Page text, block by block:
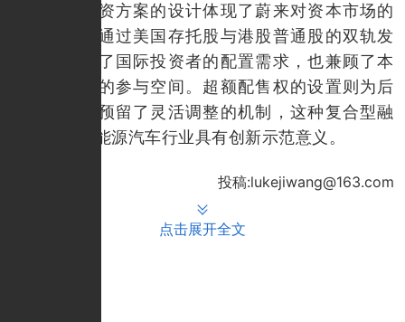
此次融资方案的设计体现了蔚来对资本市场的
精准把握。通过美国存托股与港股普通股的双轨发
行，既满足了国际投资者的配置需求，也兼顾了本
土资本市场的参与空间。超额配售权的设置则为后
续市场反馈预留了灵活调整的机制，这种复合型融
资结构在新能源汽车行业具有创新示范意义。
投稿:lukejiwang@163.com
点击展开全文